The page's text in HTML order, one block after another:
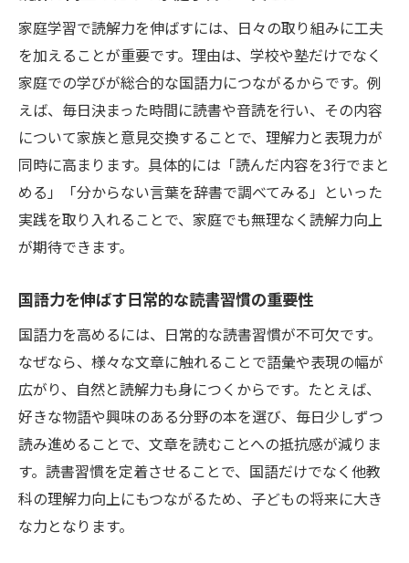
毎日の会話が国語読解力に与える影響
家庭学習で読解力を伸ばすには、日々の取り組みに工夫
を加えることが重要です。理由は、学校や塾だけでなく
家庭での学びが総合的な国語力につながるからです。例
えば、毎日決まった時間に読書や音読を行い、その内容
について家族と意見交換することで、理解力と表現力が
同時に高まります。具体的には「読んだ内容を3行でまと
める」「分からない言葉を辞書で調べてみる」といった
実践を取り入れることで、家庭でも無理なく読解力向上
が期待できます。
国語力を伸ばす日常的な読書習慣の重要性
国語力を高めるには、日常的な読書習慣が不可欠です。
なぜなら、様々な文章に触れることで語彙や表現の幅が
広がり、自然と読解力も身につくからです。たとえば、
好きな物語や興味のある分野の本を選び、毎日少しずつ
読み進めることで、文章を読むことへの抵抗感が減りま
す。読書習慣を定着させることで、国語だけでなく他教
科の理解力向上にもつながるため、子どもの将来に大き
な力となります。